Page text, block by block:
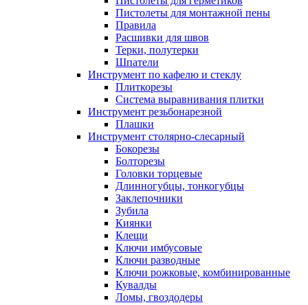
Пистолеты для монтажной пены
Правила
Расшивки для швов
Терки, полутерки
Шпатели
Инструмент по кафелю и стеклу
Плиткорезы
Система выравнивания плитки
Инструмент резьбонарезной
Плашки
Инструмент столярно-слесарный
Бокорезы
Болторезы
Головки торцевые
Длинногубцы, тонкогубцы
Заклепочники
Зубила
Киянки
Клещи
Ключи имбусовые
Ключи разводные
Ключи рожковые, комбинированные
Кувалды
Ломы, гвоздодеры